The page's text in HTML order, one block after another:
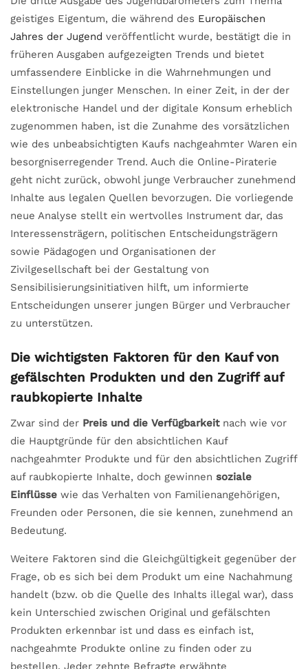
geistiges Eigentum, die während des Europäischen
Jahres der Jugend veröffentlicht wurde, bestätigt die in
früheren Ausgaben aufgezeigten Trends und bietet
umfassendere Einblicke in die Wahrnehmungen und
Einstellungen junger Menschen. In einer Zeit, in der der
elektronische Handel und der digitale Konsum erheblich
zugenommen haben, ist die Zunahme des vorsätzlichen
wie des unbeabsichtigten Kaufs nachgeahmter Waren ein
besorgniserregender Trend. Auch die Online-Piraterie
geht nicht zurück, obwohl junge Verbraucher zunehmend
Inhalte aus legalen Quellen bevorzugen. Die vorliegende
neue Analyse stellt ein wertvolles Instrument dar, das
Interessensträgern, politischen Entscheidungsträgern
sowie Pädagogen und Organisationen der
Zivilgesellschaft bei der Gestaltung von
Sensibilisierungsinitiativen hilft, um informierte
Entscheidungen unserer jungen Bürger und Verbraucher
zu unterstützen.
Die wichtigsten Faktoren für den Kauf von
gefälschten Produkten und den Zugriff auf
raubkopierte Inhalte
Zwar sind der Preis und die Verfügbarkeitnach wie vor
die Hauptgründe für den absichtlichen Kauf
nachgeahmter Produkte und für den absichtlichen Zugriff
auf raubkopierte Inhalte, doch gewinnen soziale
Einflüsse wie das Verhalten von Familienangehörigen,
Freunden oder Personen, die sie kennen, zunehmend an
Bedeutung.
Weitere Faktoren sind die Gleichgültigkeit gegenüber der
Frage, ob es sich bei dem Produkt um eine Nachahmung
handelt (bzw. ob die Quelle des Inhalts illegal war), dass
kein Unterschied zwischen Original und gefälschten
Produkten erkennbar ist und dass es einfach ist,
nachgeahmte Produkte online zu finden oder zu
bestellen. Jeder zehnte Befragte erwähnte